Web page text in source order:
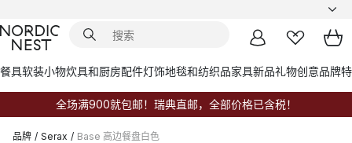
餐具软装小物炊具和厨房配件灯饰地毯和纺织品家具新品礼物创意品牌
全场满900就包邮！瑞典直邮，全部价格已含税！
品牌 / Serax / Base 高边餐盘白色